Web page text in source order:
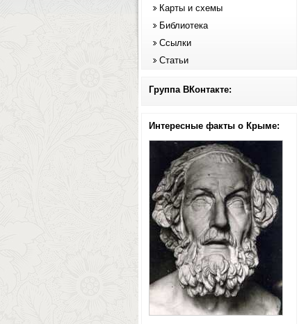
Карты и схемы
Библиотека
Ссылки
Статьи
Группа ВКонтакте:
Интересные факты о Крыме: